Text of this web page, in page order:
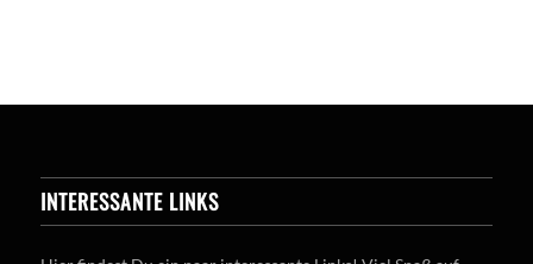
INTERESSANTE LINKS